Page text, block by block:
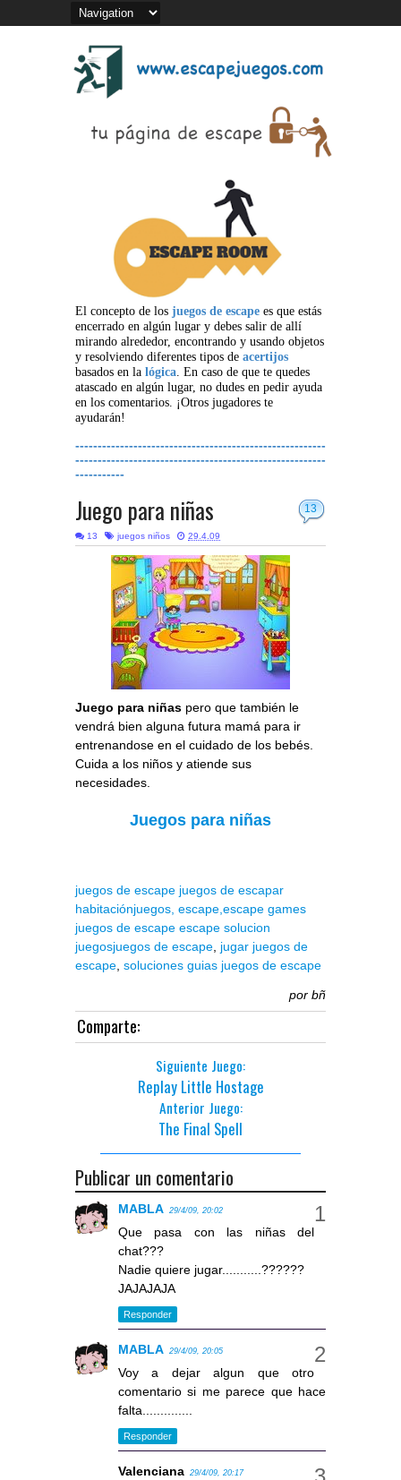
El concepto de los juegos de escape es que estás
encerrado en algún lugar y debes salir de allí
mirando alrededor, encontrando y usando objetos
y resolviendo diferentes tipos de acertijos
basados en la lógica. En caso de que te quedes
atascado en algún lugar, no dudes en pedir ayuda
en los comentarios. ¡Otros jugadores te
ayudarán!
--------------------------------------------------------
--------------------------------------------------------
-----------
13
Juego para niñas
13 juegos niños 29.4.09
Juego para niñas pero que también le
vendrá bien alguna futura mamá para ir
entrenandose en el cuidado de los bebés.
Cuida a los niños y atiende sus
necesidades.
Juegos para niñas
juegos de escape juegos de escapar
habitaciónjuegos, escape,escape games
juegos de escape escape solucion
juegosjuegos de escape, jugar juegos de
escape, soluciones guias juegos de escape
por bñ
Comparte:
Siguiente Juego:
Replay Little Hostage
Anterior Juego:
The Final Spell
Publicar un comentario
MABLA 29/4/09, 20:02
Que pasa con las niñas del
chat???
Nadie quiere jugar...........??????
JAJAJAJA
Responder
MABLA 29/4/09, 20:05
Voy a dejar algun que otro
comentario si me parece que hace
falta..............
Responder
Valenciana 29/4/09, 20:17